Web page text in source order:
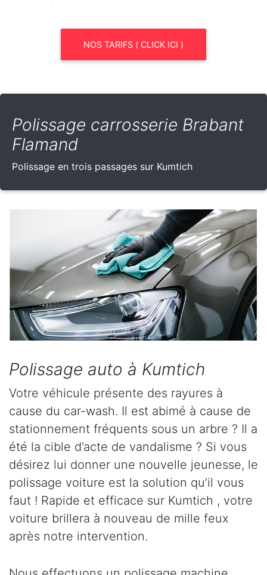
NOS TARIFS ( CLICK ICI )
Polissage carrosserie Brabant
Flamand
Polissage en trois passages sur Kumtich
Polissage auto à Kumtich
Votre véhicule présente des rayures à
cause du car-wash. Il est abimé à cause de
stationnement fréquents sous un arbre ? Il a
été la cible d’acte de vandalisme ? Si vous
désirez lui donner une nouvelle jeunesse, le
polissage voiture est la solution qu’il vous
faut ! Rapide et efficace sur Kumtich , votre
voiture brillera à nouveau de mille feux
après notre intervention.